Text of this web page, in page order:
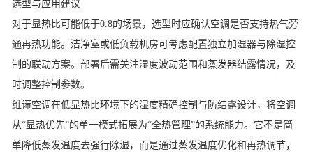
选型与应用建议
对于显热比可能低于0.8的场景，选型时应确认空调是否支持热气旁
通再热功能。洁净室或低负载机房可考虑配置独立加湿器与除湿控
制的联动方案。部署后需关注湿度波动范围和蒸发器结露情况，及
时调整控制参数。
维谛空调在低显热比环境下的湿度精确控制与防结露设计，将空调
从“显热优先”的单一模式拓展为“全热管理”的系统能力。它不是简
单降低蒸发温度去强行除湿，而是通过蒸发温度优化和再热调节，